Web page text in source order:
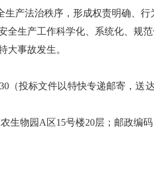
产法治秩序，形成权责明确、行
全生产工作科学化、系统化、规
大事故发生。
（投标文件以特快专递邮寄，送
生物园A区15号楼20层；邮政编码